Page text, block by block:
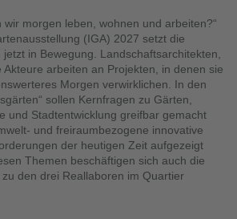
wir morgen leben, wohnen und arbeiten?“
(IGA) 2027 setzt die
in Bewegung. Landschaftsarchitekten,
arbeiten an Projekten, in denen sie
Morgen verwirklichen. In den
sollen Kernfragen zu Gärten,
und Stadtentwicklung greifbar gemacht
und freiraumbezogene innovative
der heutigen Zeit aufgezeigt
Themen beschäftigen sich auch die
den drei Reallaboren im Quartier